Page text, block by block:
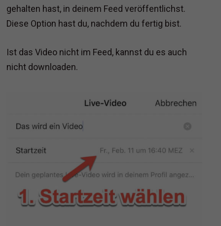
gehalten hast, in deinem Feed veröffentlichst.
Diese Option hast du, nachdem du fertig bist.
Ist das Video nicht im Feed, kannst du es auch
nicht downloaden.